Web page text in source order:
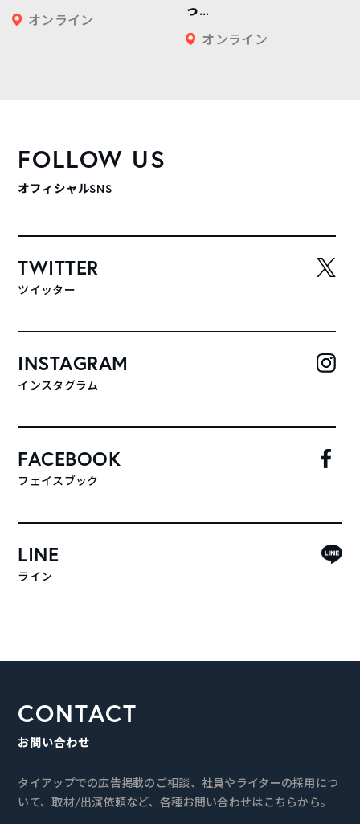
オンライン
っ...
オンライン
FOLLOW US
オフィシャルSNS
TWITTER
ツイッター
INSTAGRAM
インスタグラム
FACEBOOK
フェイスブック
LINE
ライン
CONTACT
お問い合わせ
タイアップでの広告掲載のご相談、社員やライターの採用につ
いて、取材/出演依頼など、各種お問い合わせはこちらから。